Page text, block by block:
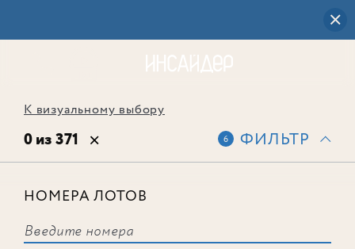
К визуальному выбору
0 из 371 6 ФИЛЬТР
НОМЕРА ЛОТОВ
соответствует ни одного лота